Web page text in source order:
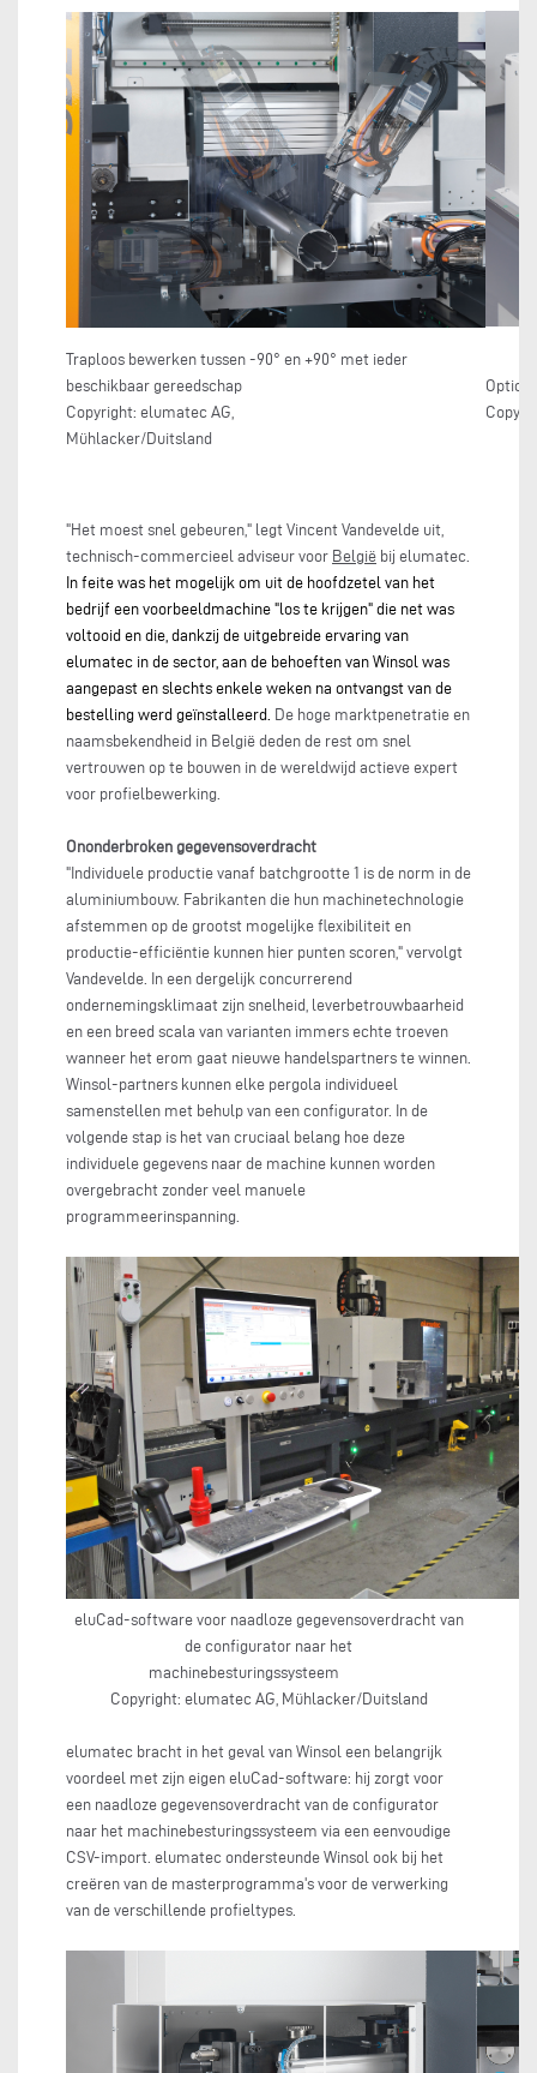
Traploos bewerken tussen -90° en +90° met ieder
beschikbaar gereedschap
Copyright: elumatec AG,
Mühlacker/Duitsland
"Het moest snel gebeuren," legt Vincent Vandevelde uit,
technisch-commercieel adviseur voor België bij elumatec.
In feite was het mogelijk om uit de hoofdzetel van het
bedrijf een voorbeeldmachine "los te krijgen" die net was
voltooid en die, dankzij de uitgebreide ervaring van
elumatec in de sector, aan de behoeften van Winsol was
aangepast en slechts enkele weken na ontvangst van de
bestelling werd geïnstalleerd. De hoge marktpenetratie en
naamsbekendheid in België deden de rest om snel
vertrouwen op te bouwen in de wereldwijd actieve expert
voor profielbewerking.
Ononderbroken gegevensoverdracht
"Individuele productie vanaf batchgrootte 1 is de norm in de
aluminiumbouw. Fabrikanten die hun machinetechnologie
afstemmen op de grootst mogelijke flexibiliteit en
productie-efficiëntie kunnen hier punten scoren," vervolgt
Vandevelde. In een dergelijk concurrerend
ondernemingsklimaat zijn snelheid, leverbetrouwbaarheid
en een breed scala van varianten immers echte troeven
wanneer het erom gaat nieuwe handelspartners te winnen.
Winsol-partners kunnen elke pergola individueel
samenstellen met behulp van een configurator. In de
volgende stap is het van cruciaal belang hoe deze
individuele gegevens naar de machine kunnen worden
overgebracht zonder veel manuele
programmeerinspanning.
eluCad-software voor naadloze gegevensoverdracht van
de configurator naar het
machinebesturingssysteem
Copyright: elumatec AG, Mühlacker/Duitsland
elumatec bracht in het geval van Winsol een belangrijk
voordeel met zijn eigen eluCad-software: hij zorgt voor
een naadloze gegevensoverdracht van de configurator
naar het machinebesturingssysteem via een eenvoudige
CSV-import. elumatec ondersteunde Winsol ook bij het
creëren van de masterprogramma's voor de verwerking
van de verschillende profieltypes.